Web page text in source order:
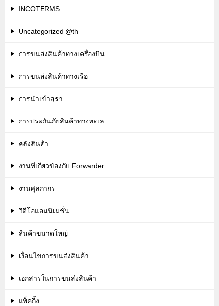
INCOTERMS
Uncategorized @th
การขนส่งสินค้าทางเครื่องบิน
การขนส่งสินค้าทางเรือ
การนำเข้าสุรา
การประกันภัยสินค้าทางทะเล
คลังสินค้า
งานที่เกี่ยวข้องกับ Forwarder
งานศุลกากร
วิดีโอแอนนิเมชั่น
สินค้าขนาดใหญ่
เงื่อนไขการขนส่งสินค้า
เอกสารในการขนส่งสินค้า
แพ็คกิ้ง